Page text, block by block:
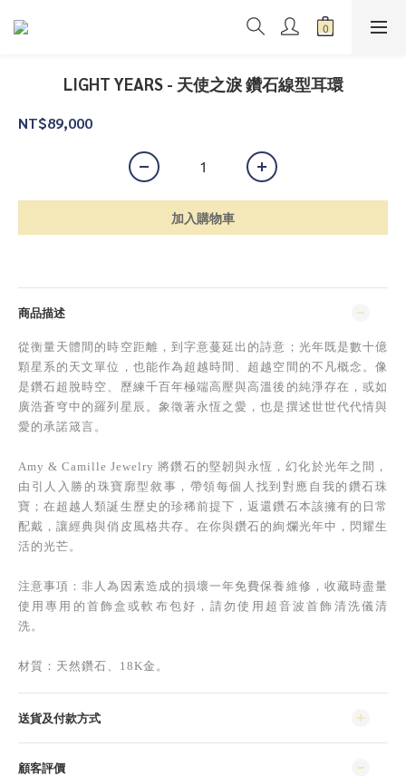
LIGHT YEARS - 天使之淚 鑽石線型耳環
NT$89,000
加入購物車
商品描述
從衡量天體間的時空距離，到字意蔓延出的詩意；光年既是數十億
顆星系的天文單位，也能作為超越時間、超越空間的不凡概念。像
是鑽石超脫時空、歷練千百年極端高壓與高溫後的純淨存在，或如
廣浩蒼穹中的羅列星辰。象徵著永恆之愛，也是撰述世世代代情與
愛的承諾箴言。
Amy & Camille Jewelry 將鑽石的堅韌與永恆，幻化於光年之間，
由引人入勝的珠寶廓型敘事，帶領每個人找到對應自我的鑽石珠
寶；在超越人類誕生歷史的珍稀前提下，返還鑽石本該擁有的日常
配戴，讓經典與俏皮風格共存。在你與鑽石的絢爛光年中，閃耀生
活的光芒。
注意事項：非人為因素造成的損壞一年免費保養維修，收藏時盡量
使用專用的首飾盒或軟布包好，請勿使用超音波首飾清洗儀清
洗。
材質：天然鑽石、18K金。
送貨及付款方式
顧客評價